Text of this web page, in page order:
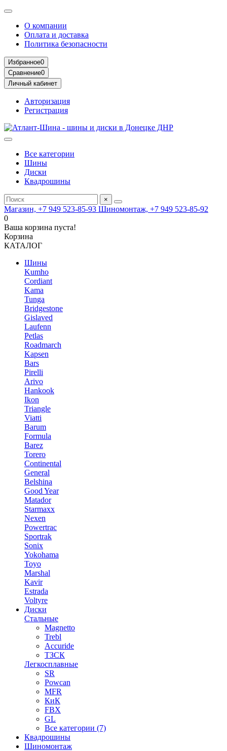
О компании
Оплата и доставка
Политика безопасности
Избранное0
Сравнение0
Личный кабинет
Авторизация
Регистрация
Все категории
Шины
Диски
Квадрошины
×
Магазин, +7 949 523-85-93 Шиномонтаж, +7 949 523-85-92
0
Ваша корзина пуста!
Корзина
КАТАЛОГ
Шины
Kumho
Cordiant
Kama
Tunga
Bridgestone
Gislaved
Laufenn
Petlas
Roadmarch
Kapsen
Bars
Pirelli
Arivo
Hankook
Ikon
Triangle
Viatti
Barum
Formula
Barez
Torero
Continental
General
Belshina
Good Year
Matador
Starmaxx
Nexen
Powertrac
Sportrak
Sonix
Yokohama
Toyo
Marshal
Kavir
Estrada
Voltyre
Диски
Стальные
Magnetto
Trebl
Accuride
ТЗСК
Легкосплавные
SR
Powcan
MFR
КиК
FBX
GL
Все категории (7)
Квадрошины
Шиномонтаж